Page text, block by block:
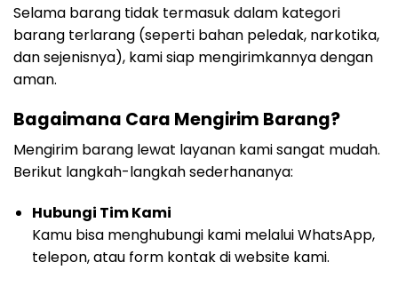
Selama barang tidak termasuk dalam kategori
barang terlarang (seperti bahan peledak, narkotika,
dan sejenisnya), kami siap mengirimkannya dengan
aman.
Bagaimana Cara Mengirim Barang?
Mengirim barang lewat layanan kami sangat mudah.
Berikut langkah-langkah sederhananya:
Hubungi Tim Kami
Kamu bisa menghubungi kami melalui WhatsApp,
telepon, atau form kontak di website kami.